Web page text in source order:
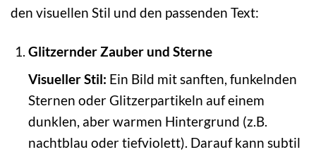
den visuellen Stil und den passenden Text:
Glitzernder Zauber und Sterne
Visueller Stil: Ein Bild mit sanften, funkelnden
Sternen oder Glitzerpartikeln auf einem
dunklen, aber warmen Hintergrund (z.B.
nachtblau oder tiefviolett). Darauf kann subtil